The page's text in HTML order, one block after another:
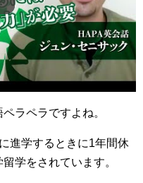
ラペラですよね。
進学するときに1年間休
学をされています。